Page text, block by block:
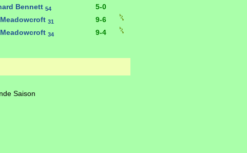
Bennett 54
5-0
31
9-6
34 9-4
Saison